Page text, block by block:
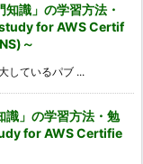
知識」の学習方法・
study for AWS Certif
～
しているパブ ...
識」の学習方法・勉
for AWS Certifie